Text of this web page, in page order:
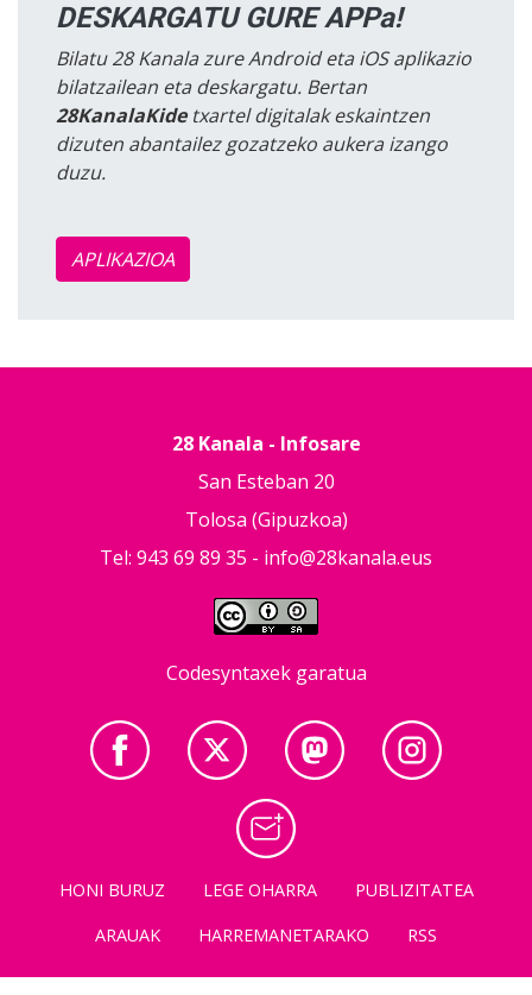
DESKARGATU GURE APPa!
Bilatu 28 Kanala zure Android eta iOS aplikazio
bilatzailean eta deskargatu. Bertan
28KanalaKidetxartel digitalak eskaintzen
dizuten abantailez gozatzeko aukera izango
duzu.
APLIKAZIOA
28 Kanala - Infosare
San Esteban 20
Tolosa (Gipuzkoa)
Tel: 943 69 89 35 - info@28kanala.eus
Codesyntaxek garatua
HONI BURUZ LEGE OHARRA
PUBLIZITATEA
ARAUAK
HARREMANETARAKO RSS